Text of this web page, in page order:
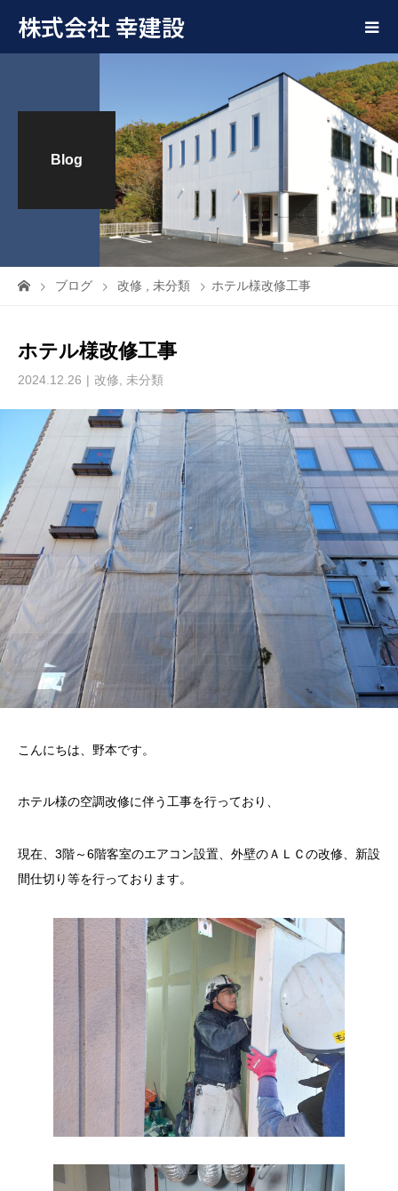
株式会社 幸建設
Blog
ブログ 改修 未分類 ホテル様改修工事
ホテル様改修工事
2024.12.26 改修 未分類
こんにちは、野本です。
ホテル様の空調改修に伴う工事を行っており、
現在、3階～6階客室のエアコン設置、外壁のＡＬＣの改修、新設
間仕切り等を行っております。